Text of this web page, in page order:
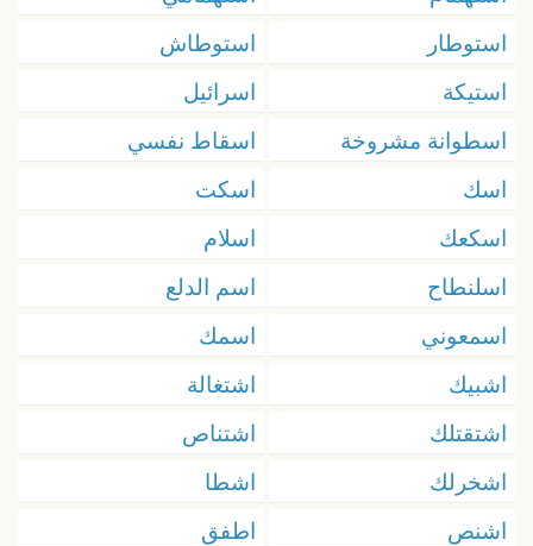
استوطار
استوطاش
استيكة
اسرائيل
اسطوانة مشروخة
اسقاط نفسي
اسك
اسكت
اسكعك
اسلام
اسلنطاح
اسم الدلع
اسمعوني
اسمك
اشبيك
اشتغالة
اشتقتلك
اشتناص
اشخرلك
اشطا
اشنص
اطفق